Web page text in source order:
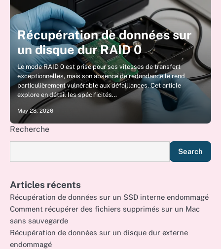
Récupération de données sur
un disque dur RAID 0
Le mode RAID 0 est prisé pour ses vitesses de transfert
exceptionnelles, mais son absence de redondance le rend
particulièrement vulnérable aux défaillances. Cet article
explore en détail les spécificités…
May 28, 2026
Recherche
Search
Articles récents
Récupération de données sur un SSD interne endommagé
Comment récupérer des fichiers supprimés sur un Mac
sans sauvegarde
Récupération de données sur un disque dur externe
endommagé